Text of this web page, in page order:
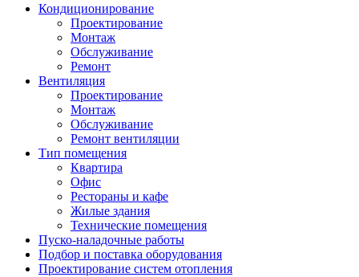
Кондиционирование
Проектирование
Монтаж
Обслуживание
Ремонт
Вентиляция
Проектирование
Монтаж
Обслуживание
Ремонт вентиляции
Тип помещения
Квартира
Офис
Рестораны и кафе
Жилые здания
Технические помещения
Пуско-наладочные работы
Подбор и поставка оборудования
Проектирование систем отопления